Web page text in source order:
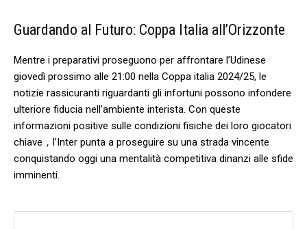
Guardando al Futuro: Coppa Italia all’Orizzonte
Mentre i preparativi proseguono per affrontare l’Udinese
giovedì prossimo alle 21:00 ⁣nella Coppa italia ‍2024/25, ⁤le
notizie​ rassicuranti riguardanti gli infortuni possono ‌infondere
ulteriore ⁢fiducia nell’ambiente interista. Con queste
informazioni ​positive sulle condizioni fisiche dei ⁣loro giocatori‌
chiave，l’Inter punta a proseguire su una strada vincente
conquistando oggi ‍una ⁢mentalità competitiva dinanzi alle ⁤sfide
‍imminenti.